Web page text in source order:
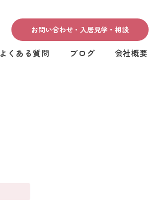
お問い合わせ・入居見学・相談
よくある質問 ブログ 会社概要